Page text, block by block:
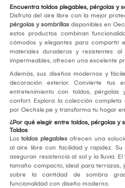
Encuentra toldos plegables, pérgolas y
Disfruta del aire libre con la mejor
pérgolas y sombrillas disponibles en
estos productos combinan
cómodos y elegantes para compartir
materiales duraderos y resistentes
impermeables, ofrecen una excelente
Además, sus diseños modernos y
decoración exterior. Convierte tus
entretenimiento con toldos,
confort. Explora la colección completa
por Oechsle.pe y transforma tu hogar
¿Por qué elegir entre toldos, pérgolas y
Toldos
Los toldos plegables ofrecen una
al aire libre con facilidad y rapidez.
aseguran resistencia al sol y la lluvia. El
tamaño compacto, ideal para terrazas,
sobre la cantidad de sombra
funcionalidad con diseño moderno.